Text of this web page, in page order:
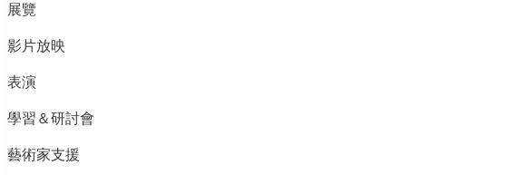
展覽
影片放映
表演
學習＆研討會
藝術家支援